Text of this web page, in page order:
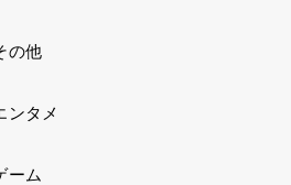
の他
ンタメ
ーム